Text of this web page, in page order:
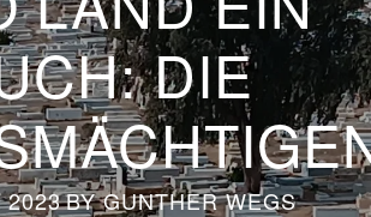
DIE
2023BYGUNTHER WEGS